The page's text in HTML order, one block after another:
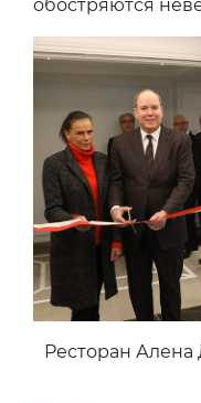
обостряются
Ресторан Алена